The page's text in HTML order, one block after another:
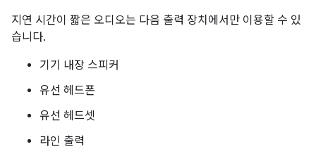
지연 시간이 짧은 오디오는 다음 출력 장치에서만 이용할 수 있
습니다.
기기 내장 스피커
유선 헤드폰
유선 헤드셋
라인 출력